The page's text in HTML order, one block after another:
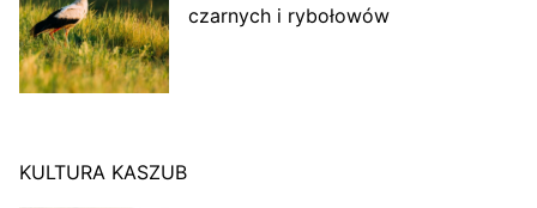
czarnych i rybołowów
KULTURA KASZUB